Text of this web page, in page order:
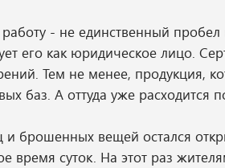
- не единственный пробел
его как юридическое лицо.
Тем не менее, продукция,
баз. А оттуда уже расходится
брошенных вещей остался
время суток. На этот раз